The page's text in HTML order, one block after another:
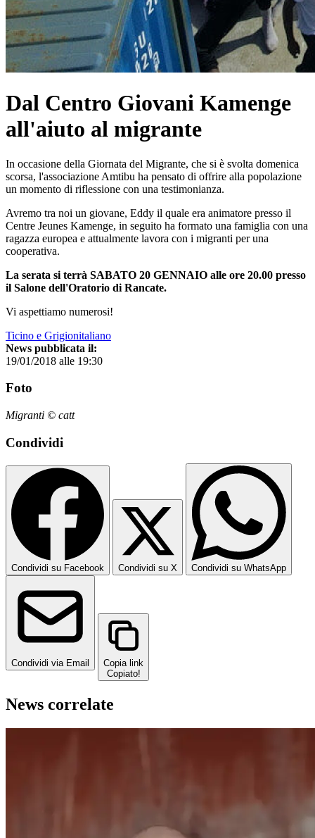
Dal Centro Giovani Kamenge
all'aiuto al migrante
In occasione della Giornata del Migrante, che si è svolta domenica
scorsa, l'associazione Amtibu ha pensato di offrire alla popolazione
un momento di riflessione con una testimonianza.
Avremo tra noi un giovane, Eddy il quale era animatore presso il
Centre Jeunes Kamenge, in seguito ha formato una famiglia con una
ragazza europea e attualmente lavora con i migranti per una
cooperativa.
La serata si terrà SABATO 20 GENNAIO alle ore 20.00 presso
il Salone dell'Oratorio di Rancate.
Vi aspettiamo numerosi!
Ticino e Grigionitaliano
News pubblicata il:
19/01/2018 alle 19:30
Foto
Migranti © catt
Condividi
Condividi su Facebook Condividi su X Condividi su WhatsApp
Condividi via Email
Copia link
Copiato!
News correlate